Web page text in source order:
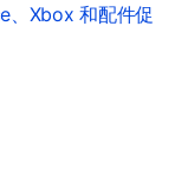
、Xbox 和配件促